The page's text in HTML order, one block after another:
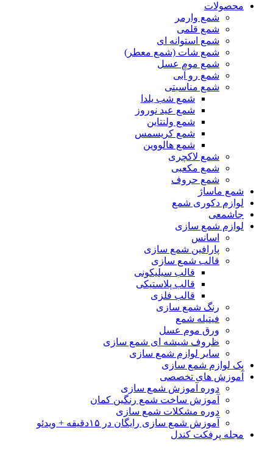
محصولات
شمع وارمر
شمع قلمی
شمع استوانه ای
شمع شات (شمع معطر)
شمع موم عسل
شمع رو آبی
شمع مناسبتی
شمع شب یلدا
شمع عید نوروز
شمع ولنتاین
شمع کریسمس
شمع هالووین
شمع لاکچری
شمع مکعبی
شمع حروف
شمع ماساژ
لوازم دکوری شمع
جاشمعی
لوازم شمع سازی
اسانس
پارافین شمع سازی
قالب شمع سازی
قالب سیلیکونی
قالب پلاستیکی
قالب فلزی
رنگ شمع سازی
فیتیله شمع
ورق موم عسل
ظروف شیشه ای شمع سازی
سایر لوازم شمع سازی
پک لوازم شمع سازی
آموزش های تخصصی
دوره آموزش شمع سازی
آموزش ساخت شمع رنگین کمان
دوره مشکلات شمع سازی
آموزش شمع سازی رایگان در ۱۵دقیقه + ویدئو
مجله پرفکت کندل